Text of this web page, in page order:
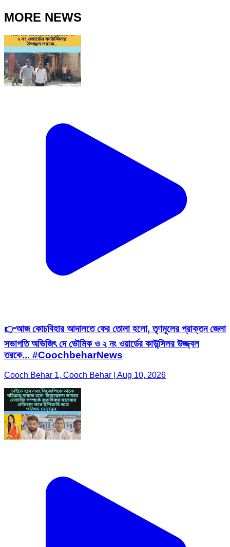
MORE NEWS
👉আজ কোচবিহার আদালতে ফের তোলা হলো, তৃণমূলের প্রাক্তন জেলা
সভাপতি অভিজিৎ দে ভৌমিক ও ২ নং ওয়ার্ডের কাউন্সিলর উজ্জ্বল
তরকে... #CoochbeharNews
Cooch Behar 1, Cooch Behar | Aug 10, 2026